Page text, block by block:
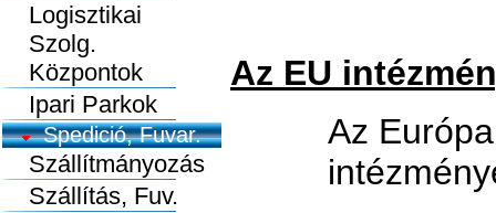
Logisztikai
Szolg.
Központok
Ipari Parkok
Spedició, Fuvar.
Szállítmányozás
Szállítás, Fuv.
Az EU
Az